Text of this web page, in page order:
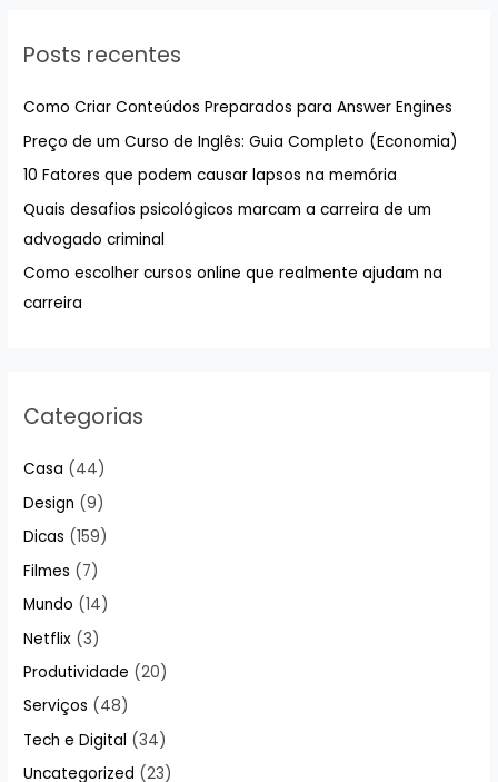
i
r
p
o
r
:
Posts recentes
Como Criar Conteúdos Preparados para Answer Engines
Preço de um Curso de Inglês: Guia Completo (Economia)
10 Fatores que podem causar lapsos na memória
Quais desafios psicológicos marcam a carreira de um
advogado criminal
Como escolher cursos online que realmente ajudam na
carreira
Categorias
Casa (44)
Design (9)
Dicas (159)
Filmes (7)
Mundo (14)
Netflix (3)
Produtividade (20)
Serviços (48)
Tech e Digital (34)
Uncategorized (23)